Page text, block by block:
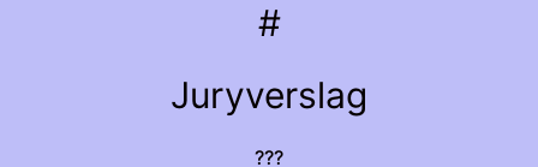
#
Juryverslag
???